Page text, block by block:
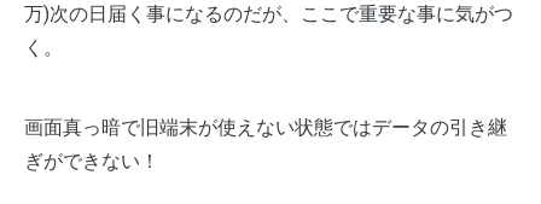
万)次の日届く事になるのだが、ここで重要な事に気がつ
く。
画面真っ暗で旧端末が使えない状態ではデータの引き継
ぎができない！